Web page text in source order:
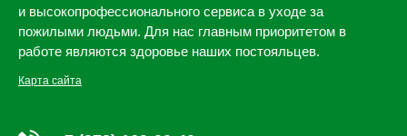
и высокопрофессионального сервиса в уходе за
пожилыми людьми. Для нас главным приоритетом в
работе являются здоровье наших постояльцев.
Карта сайта